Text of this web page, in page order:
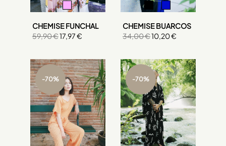
CHEMISE FUNCHAL
59,90 €17,97 €
CHEMISE BUARCOS
34,00 €10,20 €
-70% -70%